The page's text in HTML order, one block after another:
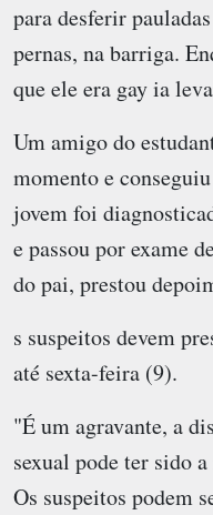
para desferir
pernas, na barriga.
que ele era gay ia
Um amigo do
momento e
jovem foi
e passou por exame
do pai, prestou
s suspeitos devem
até sexta-feira (9).
"É um agravante, a
sexual pode ter sido
Os suspeitos podem